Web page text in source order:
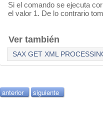
Si el comando se ejecuta
el valor 1. De lo contrario
Ver también
SAX GET XML
anterior siguiente